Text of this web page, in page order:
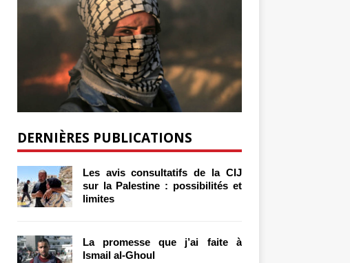
DERNIÈRES PUBLICATIONS
Les avis consultatifs de la CIJ
sur la Palestine : possibilités et
limites
La promesse que j’ai faite à
Ismail al-Ghoul